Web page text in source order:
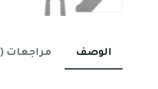
الوصف مراجعات (0)